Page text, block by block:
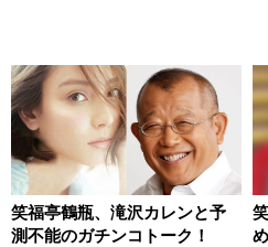
笑福亭鶴瓶、滝沢カレンと予
測不能のガチンコトーク！